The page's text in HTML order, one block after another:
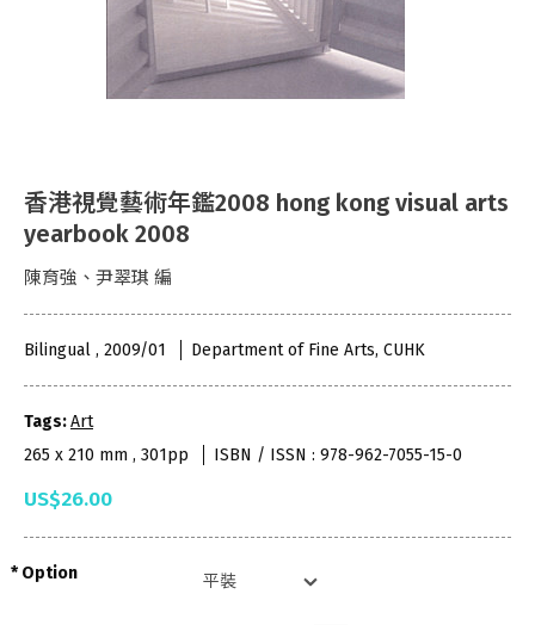
香港視覺藝術年鑑2008 hong kong visual arts
yearbook 2008
陳育強、尹翠琪 編
Bilingual , 2009/01 Department of Fine Arts, CUHK
Tags:Art
265 x 210 mm , 301pp
ISBN / ISSN : 978-962-7055-15-0
US$26.00
Option